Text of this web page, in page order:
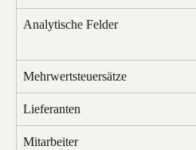
Analytische Felder
Mehrwertsteuersätze
Lieferanten
Mitarbeiter